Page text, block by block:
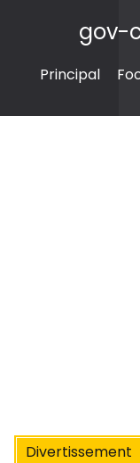
gov-
Principal
Divertissement